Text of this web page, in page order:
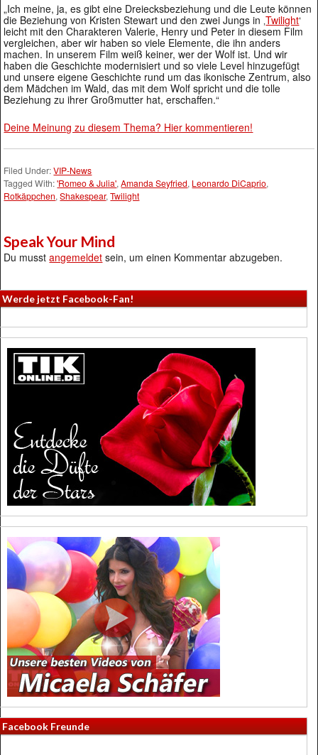
„Ich meine, ja, es gibt eine Dreiecksbeziehung und die Leute können
die Beziehung von Kristen Stewart und den zwei Jungs in ‚Twilight‘
leicht mit den Charakteren Valerie, Henry und Peter in diesem Film
vergleichen, aber wir haben so viele Elemente, die ihn anders
machen. In unserem Film weiß keiner, wer der Wolf ist. Und wir
haben die Geschichte modernisiert und so viele Level hinzugefügt
und unsere eigene Geschichte rund um das ikonische Zentrum, also
dem Mädchen im Wald, das mit dem Wolf spricht und die tolle
Beziehung zu ihrer Großmutter hat, erschaffen.“
Deine Meinung zu diesem Thema? Hier kommentieren!
Filed Under:VIP-News
Tagged With:'Romeo & Julia',Amanda Seyfried, Leonardo DiCaprio,
Rotkäppchen,Shakespear,Twilight
Speak Your Mind
Du musstangemeldet sein, um einen Kommentar abzugeben.
Werde jetzt Facebook-Fan!
Facebook Freunde